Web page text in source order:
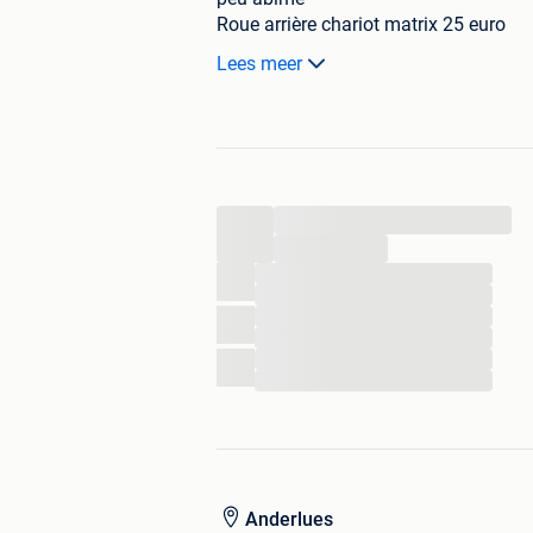
Roue arrière chariot matrix 25 euro
Coupel matrix 15 euro nouvel
Remise en main propre Charleroi et
Lees meer
Anderlues